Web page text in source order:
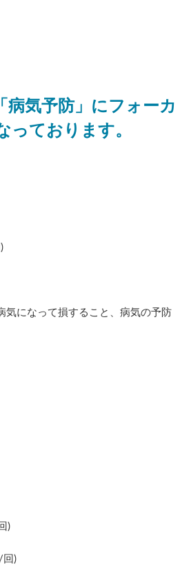
病気予防」にフォーカ
っております。
気になって損すること、病気の予防
)
回)